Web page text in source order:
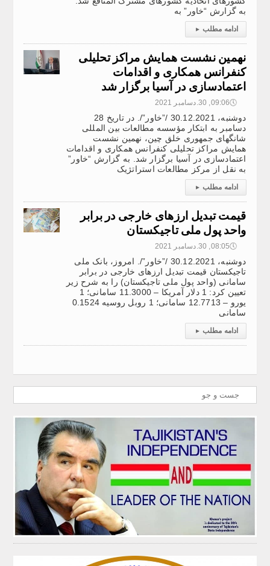
به گزارش “خاور” به
ادامه مطلب ▸
نهمین نشست همایش مراکز تحلیلی
کنفرانس همکاری و اقدامات
اعتمادسازی در آسیا برگزار شد
🕔09:06, 30.دسامبر 2021
دوشنبه، 30.12.2021 /”خاور”/. در تاریخ 28
دسامبر به ابتکار مؤسسه مطالعات بین المللی
شانگهای جمهوری خلق چین، نهمین نشست
همایش مراکز تحلیلی کنفرانس همکاری و اقدامات
اعتمادسازی در آسیا برگزار شد. به گزارش “خاور”
به نقل از مرکز مطالعات استراتژیک
ادامه مطلب ▸
قیمت تبدیل ارزهای خارجی در برابر
واحد پول ملی تاجیکستان
🕔08:05, 30.دسامبر 2021
دوشنبه، 30.12.2021 /”خاور”/. امروز، بانک ملی
تاجیکستان قیمت تبدیل ارزهای خارجی در برابر
سامانی (واحد پول ملی تاجیکستان) را به شرح زیر
تعیین کرد: 1 دلار آمریکا – 11.3000 سامانی؛ 1
یورو – 12.7713 سامانی؛ 1 روبل روسیه 0.1524
سامانی
ادامه مطلب ▸